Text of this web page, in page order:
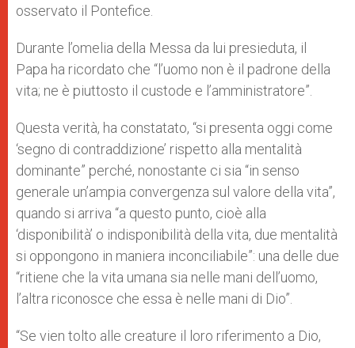
osservato il Pontefice.
Durante l’omelia della Messa da lui presieduta, il
Papa ha ricordato che “l’uomo non è il padrone della
vita; ne è piuttosto il custode e l’amministratore”.
Questa verità, ha constatato, “si presenta oggi come
‘segno di contraddizione’ rispetto alla mentalità
dominante” perché, nonostante ci sia “in senso
generale un’ampia convergenza sul valore della vita”,
quando si arriva “a questo punto, cioè alla
‘disponibilità’ o indisponibilità della vita, due mentalità
si oppongono in maniera inconciliabile”: una delle due
“ritiene che la vita umana sia nelle mani dell’uomo,
l’altra riconosce che essa è nelle mani di Dio”.
“Se vien tolto alle creature il loro riferimento a Dio,